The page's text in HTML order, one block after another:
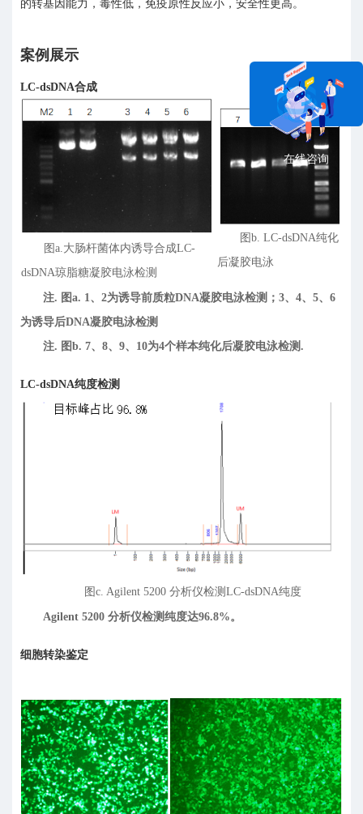
的转基因能力，毒性低，免疫原性反应小，安全性更高。
案例展示
LC-dsDNA合成
图a.大肠杆菌体内诱导合成LC-
dsDNA琼脂糖凝胶电泳检测
图b. LC-dsDNA纯化
后凝胶电泳
注. 图a. 1、2为诱导前质粒DNA凝胶电泳检测；3、4、5、6
为诱导后DNA凝胶电泳检测
注. 图b. 7、8、9、10为4个样本纯化后凝胶电泳检测.
LC-dsDNA纯度检测
图c. Agilent 5200 分析仪检测LC-dsDNA纯度
Agilent 5200 分析仪检测纯度达96.8%。
细胞转染鉴定
在线咨询